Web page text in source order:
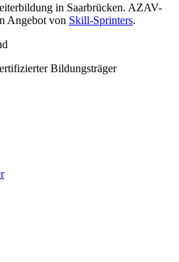
in Saarbrücken. AZAV-
Angebot von Skill-Sprinters.